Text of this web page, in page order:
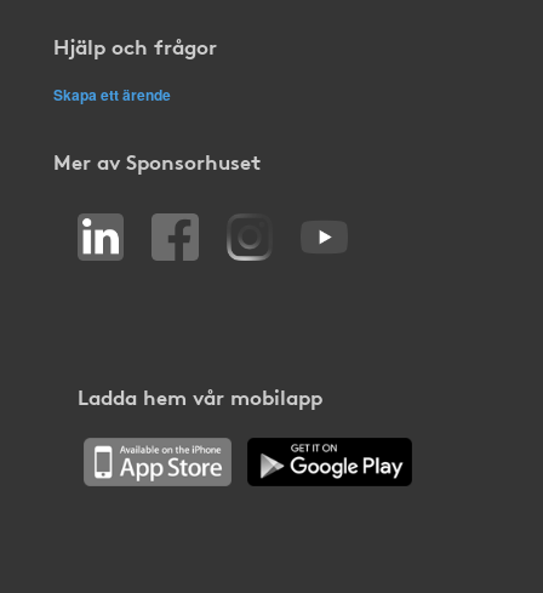
Hjälp och frågor
Skapa ett ärende
Mer av Sponsorhuset
Ladda hem vår mobilapp